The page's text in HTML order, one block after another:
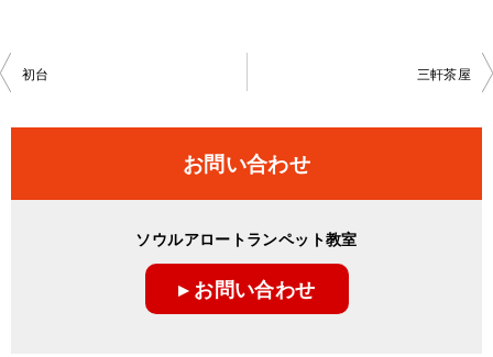
投
ビ
初台 三軒茶屋
お問い合わせ
ソウルアロートランペット教室
▸ お問い合わせ